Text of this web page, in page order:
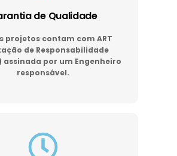
de Qualidade
projetos contam com ART
de Responsabilidade
assinada por um Engenheiro
responsável.